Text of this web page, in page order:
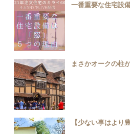
一番重要な住宅設
まさかオークの柱
【少ない事はより